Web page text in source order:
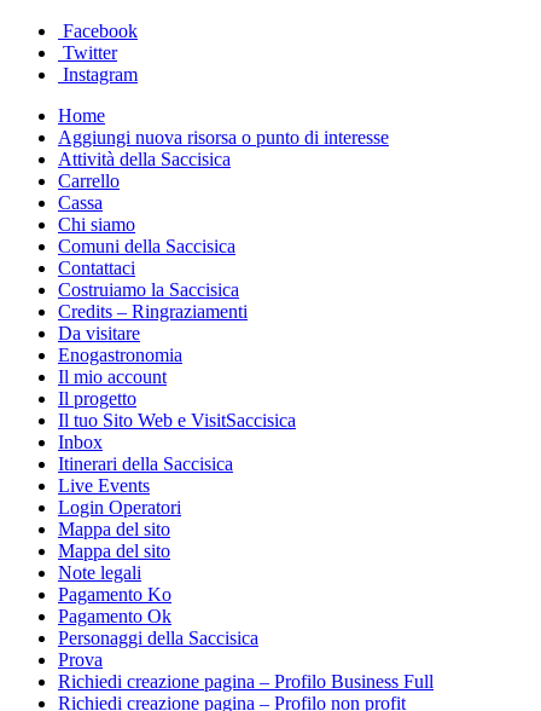
Facebook
Twitter
Instagram
Home
Aggiungi nuova risorsa o punto di interesse
Attività della Saccisica
Carrello
Cassa
Chi siamo
Comuni della Saccisica
Contattaci
Costruiamo la Saccisica
Credits – Ringraziamenti
Da visitare
Enogastronomia
Il mio account
Il progetto
Il tuo Sito Web e VisitSaccisica
Inbox
Itinerari della Saccisica
Live Events
Login Operatori
Mappa del sito
Mappa del sito
Note legali
Pagamento Ko
Pagamento Ok
Personaggi della Saccisica
Prova
Richiedi creazione pagina – Profilo Business Full
Richiedi creazione pagina – Profilo non profit